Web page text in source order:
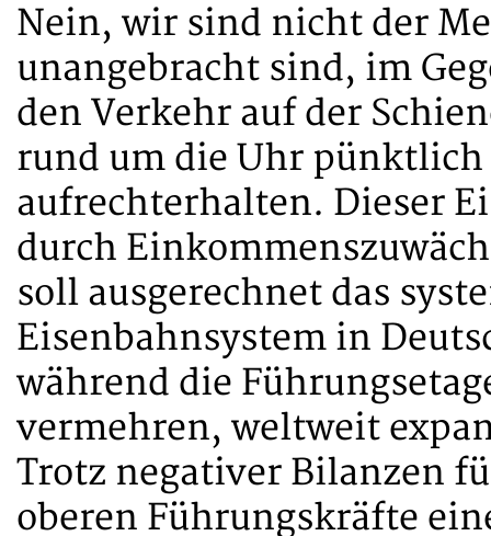
Nein, wir sind nicht der
unangebracht sind, im
den Verkehr auf der
rund um die Uhr pünktlich
aufrechterhalten. Dieser
durch
soll ausgerechnet das
Eisenbahnsystem in
während die
vermehren, weltweit
Trotz negativer Bilanzen
oberen Führungskräfte